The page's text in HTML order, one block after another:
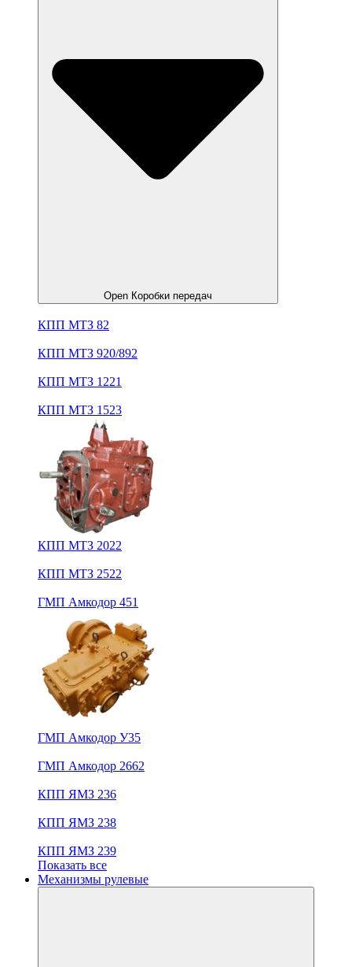
Open Коробки передач
КПП МТЗ 82
КПП МТЗ 920/892
КПП МТЗ 1221
КПП МТЗ 1523
КПП МТЗ 2022
КПП МТЗ 2522
ГМП Амкодор 451
ГМП Амкодор У35
ГМП Амкодор 2662
КПП ЯМЗ 236
КПП ЯМЗ 238
КПП ЯМЗ 239
Показать все
Механизмы рулевые